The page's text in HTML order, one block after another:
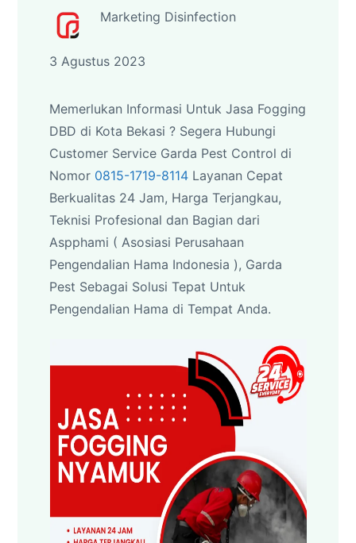
Marketing Disinfection
3 Agustus 2023
Memerlukan Informasi Untuk Jasa Fogging
DBD di Kota Bekasi ? Segera Hubungi
Customer Service Garda Pest Control di
Nomor 0815-1719-8114 Layanan Cepat
Berkualitas 24 Jam, Harga Terjangkau,
Teknisi Profesional dan Bagian dari
Aspphami ( Asosiasi Perusahaan
Pengendalian Hama Indonesia ), Garda
Pest Sebagai Solusi Tepat Untuk
Pengendalian Hama di Tempat Anda.